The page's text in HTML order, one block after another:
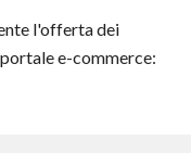
l'offerta dei
e-commerce: